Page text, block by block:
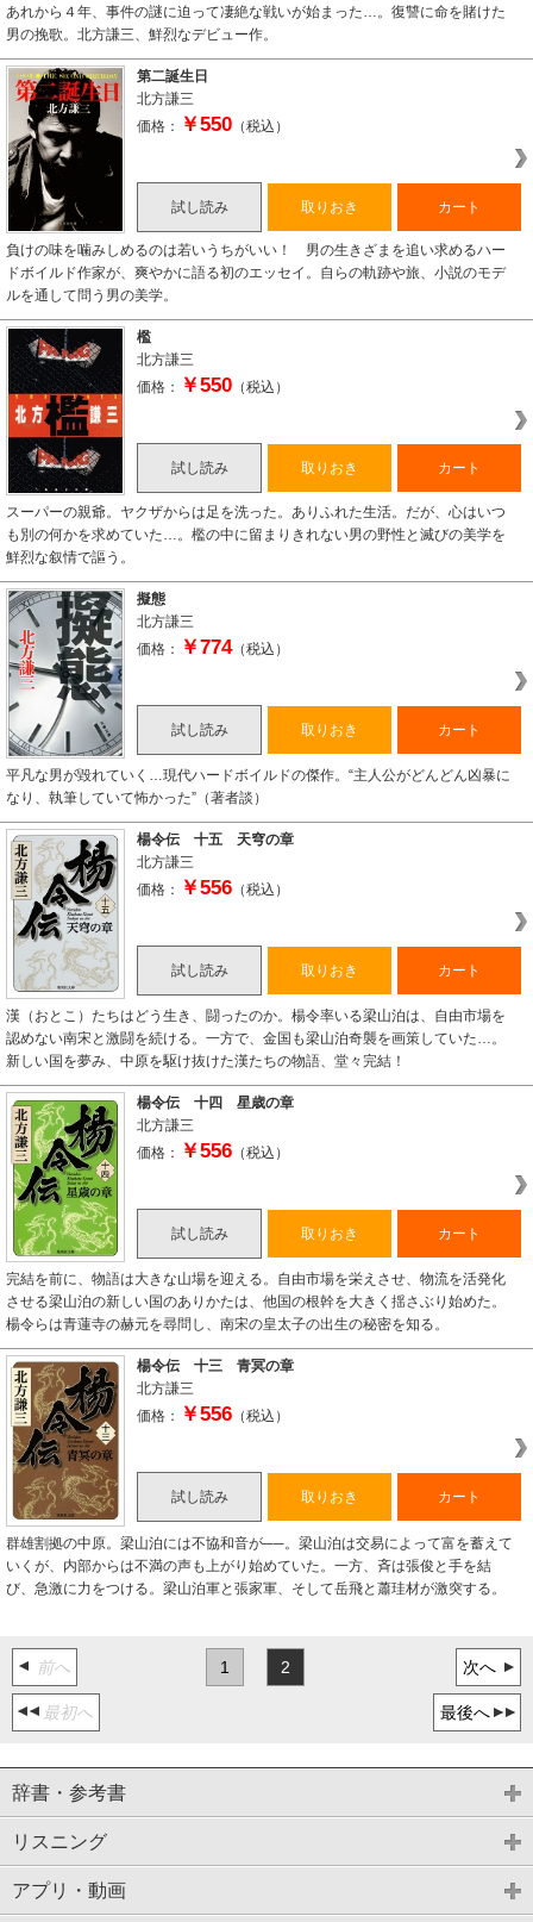
あれから４年、事件の謎に迫って凄絶な戦いが始まった…。復讐に命を賭けた
男の挽歌。北方謙三、鮮烈なデビュー作。
第二誕生日
北方謙三
価格：
￥550 （税込）
試し読み 取りおき カート
負けの味を噛みしめるのは若いうちがいい！ 男の生きざまを追い求めるハー
ドボイルド作家が、爽やかに語る初のエッセイ。自らの軌跡や旅、小説のモデ
ルを通して問う男の美学。
檻
北方謙三
価格：
￥550 （税込）
試し読み 取りおき カート
スーパーの親爺。ヤクザからは足を洗った。ありふれた生活。だが、心はいつ
も別の何かを求めていた…。檻の中に留まりきれない男の野性と滅びの美学を
鮮烈な叙情で謳う。
擬態
北方謙三
価格：
￥774（税込）
試し読み 取りおき カート
平凡な男が毀れていく…現代ハードボイルドの傑作。“主人公がどんどん凶暴に
なり、執筆していて怖かった”（著者談）
楊令伝 十五 天穹の章
北方謙三
価格：
￥556 （税込）
試し読み 取りおき カート
漢（おとこ）たちはどう生き、闘ったのか。楊令率いる梁山泊は、自由市場を
認めない南宋と激闘を続ける。一方で、金国も梁山泊奇襲を画策していた…。
新しい国を夢み、中原を駆け抜けた漢たちの物語、堂々完結！
楊令伝 十四 星歳の章
北方謙三
価格：
￥556 （税込）
試し読み 取りおき カート
完結を前に、物語は大きな山場を迎える。自由市場を栄えさせ、物流を活発化
させる梁山泊の新しい国のありかたは、他国の根幹を大きく揺さぶり始めた。
楊令らは青蓮寺の赫元を尋問し、南宋の皇太子の出生の秘密を知る。
楊令伝 十三 青冥の章
北方謙三
価格：
￥556 （税込）
試し読み 取りおき カート
群雄割拠の中原。梁山泊には不協和音が──。梁山泊は交易によって富を蓄えて
いくが、内部からは不満の声も上がり始めていた。一方、斉は張俊と手を結
び、急激に力をつける。梁山泊軍と張家軍、そして岳飛と蕭珪材が激突する。
最初へ
前へ 1 2 次へ
最後へ
辞書・参考書
リスニング
アプリ・動画